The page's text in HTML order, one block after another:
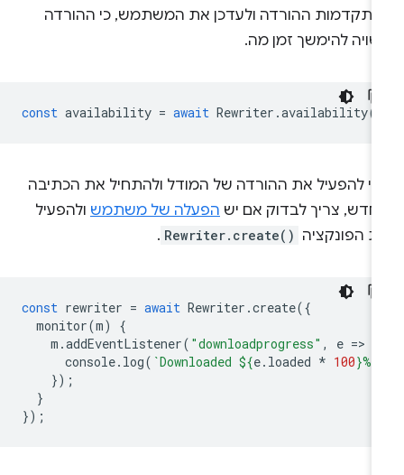
ההורדה ולעדכן את המשתמש, כי ההורדה
להימשך זמן מה.
const availability = await Rewriter.availability
להפעיל את ההורדה של המודל ולהתחיל את הכתיבה
צריך לבדוק אם יש הפעלה של משתמשולהפעיל
הפונקציה Rewriter.create()
.
const rewriter = await Rewriter.create
monitor
m
m.addEventListener("downloadprogress" e
console.log(`Downloaded ${e.loaded * 100